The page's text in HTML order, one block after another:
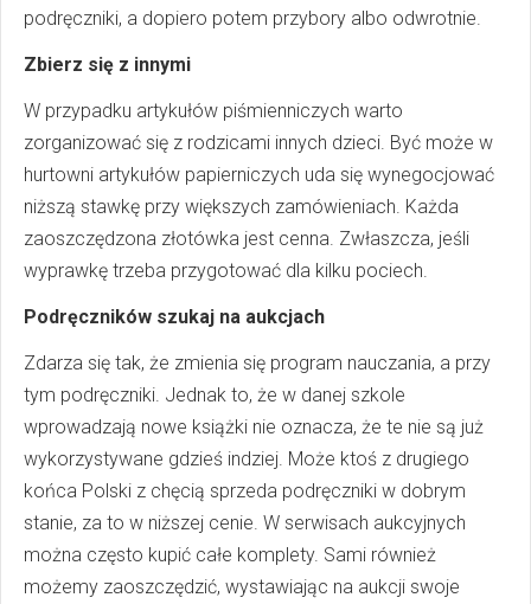
podręczniki, a dopiero potem przybory albo odwrotnie.
Zbierz się z innymi
W przypadku artykułów piśmienniczych warto
zorganizować się z rodzicami innych dzieci. Być może w
hurtowni artykułów papierniczych uda się wynegocjować
niższą stawkę przy większych zamówieniach. Każda
zaoszczędzona złotówka jest cenna. Zwłaszcza, jeśli
wyprawkę trzeba przygotować dla kilku pociech.
Podręczników szukaj na aukcjach
Zdarza się tak, że zmienia się program nauczania, a przy
tym podręczniki. Jednak to, że w danej szkole
wprowadzają nowe książki nie oznacza, że te nie są już
wykorzystywane gdzieś indziej. Może ktoś z drugiego
końca Polski z chęcią sprzeda podręczniki w dobrym
stanie, za to w niższej cenie. W serwisach aukcyjnych
można często kupić całe komplety. Sami również
możemy zaoszczędzić, wystawiając na aukcji swoje